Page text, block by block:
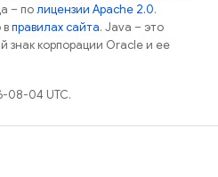
– полицензии Apache 2.0.
правилах сайта. Java – это
знак корпорации Oracle и ее
08-04 UTC.